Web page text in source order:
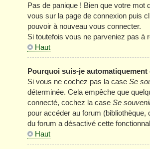
Pas de panique ! Bien que votre mot
vous sur la page de connexion puis
pouvoir à nouveau vous connecter.
Si toutefois vous ne parveniez pas à
Haut
Pourquoi suis-je automatiquement
Si vous ne cochez pas la case Se
déterminée. Cela empêche que
connecté, cochez la case Se
pour accéder au forum
du forum a désactivé cette
Haut